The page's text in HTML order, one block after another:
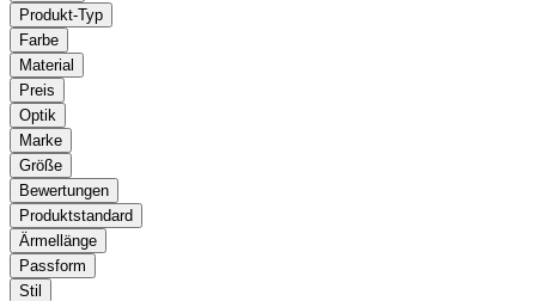
Produkt-Typ
Farbe
Material
Preis
Optik
Marke
Größe
Bewertungen
Produktstandard
Ärmellänge
Passform
Stil